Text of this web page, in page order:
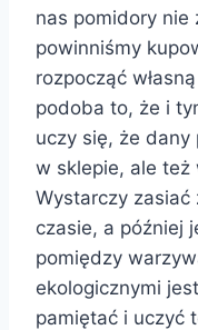
nas pomidory nie
powinniśmy
rozpocząć
podoba to, że i
uczy się, że dany
w sklepie, ale też
Wystarczy
czasie, a później
pomiędzy
ekologicznymi
pamiętać i uczyć